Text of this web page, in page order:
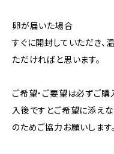
卵が届いた場合
すぐに開封していただき、
ただければと思います。
ご希望・ご要望は必ずご購
入後ですとご希望に添え
のためご協力お願いします。